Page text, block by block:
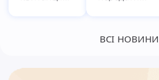
ВСІ НОВИНИ